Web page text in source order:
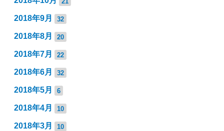
2018年9月 32
2018年8月 20
2018年7月 22
2018年6月 32
2018年5月 6
2018年4月 10
2018年3月 10